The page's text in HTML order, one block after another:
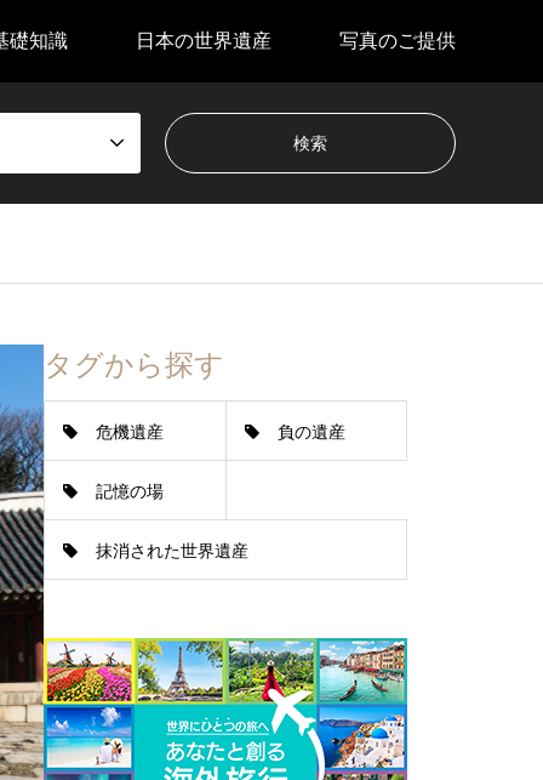
礎知識 日本の世界遺産 写真のご提供
タグから探す
危機遺産 負の遺産
記憶の場
抹消された世界遺産